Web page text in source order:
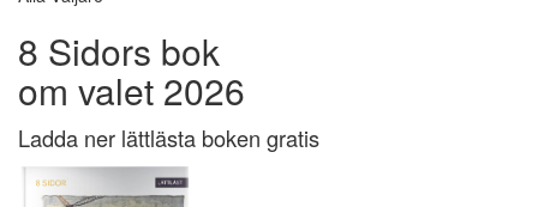
8 Sidors bok
om valet 2026
Ladda ner lättlästa boken gratis